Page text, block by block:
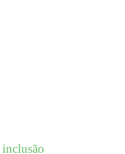
inclusão